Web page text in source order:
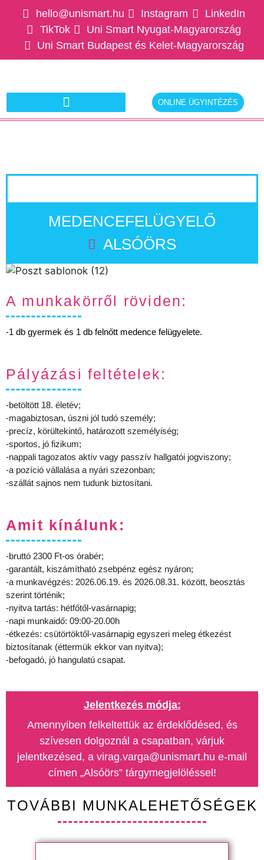
hello@unismart.hu Instagram
LinkedIn
TikTok
Uni Smart Nyugat-Magyarország
Uni Smart Budapest és Kelet-Magyarország
ONLINE ÜGYINTÉZÉS
MEDENCEFELÜGYELŐ
ALSÓÖRS
A munkakörről röviden:
-1 db gyermek és 1 db felnőtt medence felügyelete.
Pályázási feltételek:
-betöltött 18. életév;
-magabiztosan, úszni jól tudó személy;
-precíz, körültekintő, határozott személyiség;
-sportos, jó fizikum;
-nappali tagozatos aktív vagy passzív hallgatói jogviszony;
-a pozíció vállalása a nyári szezonban;
-szállát sajnos nem tudunk biztosítani.
Amit kínálunk:
-bruttó 2300 Ft-os órabér;
-garantált, kiszámítható zsebpénz egész nyáron;
-a munkavégzés: 2026.06.19. és 2026.08.31. között, beosztás
szerint történik;
-nyitva tartás: hétfőtől-vasárnapig;
-napi munkaidő: 09:00-20.00h
-étkezés: csütörtöktől-vasárnapig egyszeri meleg étkezést
biztosítanak (éttermük ekkor van nyitva);
-befogadó, jó hangulatú csapat.
Jelentkezés módja:
Amennyiben felkeltettük az érdeklődésed, és
szívesen dolgoznál a csapatban, várjuk
jelentkezésed, a virag.varga@unismart.hu e-mail
címen „Alsóörs” tárgymegjelöléssel!
TOVÁBBI MUNKALEHETŐSÉGEK